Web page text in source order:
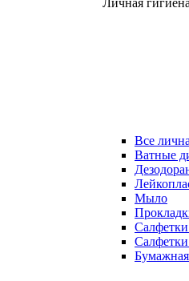
Личная гигиена
Все
Ватные
Мыло